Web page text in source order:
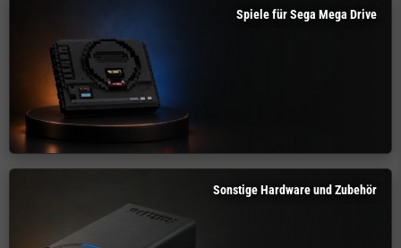
Spiele für Sega Mega Drive
Sonstige Hardware und Zubehör